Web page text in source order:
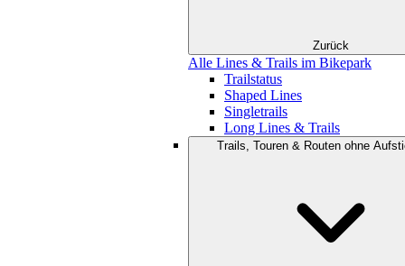
Zurück
Alle Lines & Trails im Bikepark
Trailstatus
Shaped Lines
Singletrails
Long Lines & Trails
Trails, Touren & Routen ohne